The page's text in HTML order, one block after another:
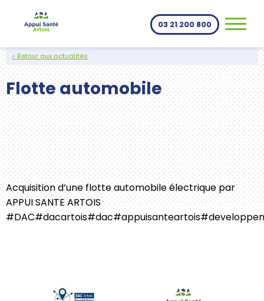
03 21 200 800
< Retour aux actualités
Flotte automobile
Acquisition d’une flotte automobile électrique par
APPUI SANTE ARTOIS
#DAC#dacartois#dac#appuisanteartois